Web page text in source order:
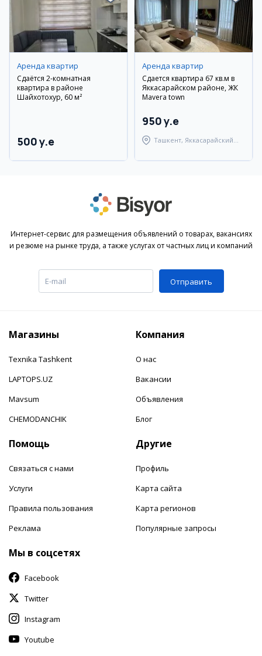
Аренда квартир
Сдаётся 2-комнатная
квартира в районе
Шайхотохур, 60 м²
500 y.e
Аренда квартир
Сдается квартира 67 кв.м в
Яккасарайском районе, ЖК
Mavera town
950 y.e
Ташкент, Яккасарайский
Интернет-сервис для размещения объявлений о товарах, вакансиях
и резюме на рынке труда, а также услугах от частных лиц и компаний
Отправить
Магазины
Texnika Tashkent
LAPTOPS.UZ
Mavsum
CHEMODANCHIK
Компания
О нас
Вакансии
Объявления
Блог
Помощь
Связаться с нами
Услуги
Правила пользования
Реклама
Другие
Профиль
Карта сайта
Карта регионов
Популярные запросы
Мы в соцсетях
Facebook
Twitter
Instagram
Youtube